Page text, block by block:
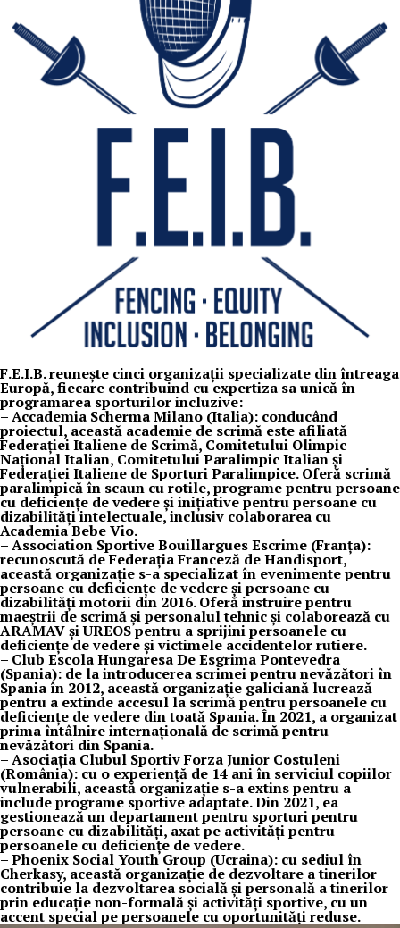
F.E.I.B. reunește cinci organizații specializate din întreaga
Europă, fiecare contribuind cu expertiza sa unică în
programarea sporturilor incluzive:
– Accademia Scherma Milano (Italia): conducând
proiectul, această academie de scrimă este afiliată
Federației Italiene de Scrimă, Comitetului Olimpic
Național Italian, Comitetului Paralimpic Italian și
Federației Italiene de Sporturi Paralimpice. Oferă scrimă
paralimpică în scaun cu rotile, programe pentru persoane
cu deficiențe de vedere și inițiative pentru persoane cu
dizabilități intelectuale, inclusiv colaborarea cu
Academia Bebe Vio.
– Association Sportive Bouillargues Escrime (Franța):
recunoscută de Federația Franceză de Handisport,
această organizație s-a specializat în evenimente pentru
persoane cu deficiențe de vedere și persoane cu
dizabilități motorii din 2016. Oferă instruire pentru
maeștrii de scrimă și personalul tehnic și colaborează cu
ARAMAV și UREOS pentru a sprijini persoanele cu
deficiențe de vedere și victimele accidentelor rutiere.
– Club Escola Hungaresa De Esgrima Pontevedra
(Spania): de la introducerea scrimei pentru nevăzători în
Spania în 2012, această organizație galiciană lucrează
pentru a extinde accesul la scrimă pentru persoanele cu
deficiențe de vedere din toată Spania. În 2021, a organizat
prima întâlnire internațională de scrimă pentru
nevăzători din Spania.
– Asociația Clubul Sportiv Forza Junior Costuleni
(România): cu o experiență de 14 ani în serviciul copiilor
vulnerabili, această organizație s-a extins pentru a
include programe sportive adaptate. Din 2021, ea
gestionează un departament pentru sporturi pentru
persoane cu dizabilități, axat pe activități pentru
persoanele cu deficiențe de vedere.
– Phoenix Social Youth Group (Ucraina): cu sediul în
Cherkasy, această organizație de dezvoltare a tinerilor
contribuie la dezvoltarea socială și personală a tinerilor
prin educație non-formală și activități sportive, cu un
accent special pe persoanele cu oportunități reduse.